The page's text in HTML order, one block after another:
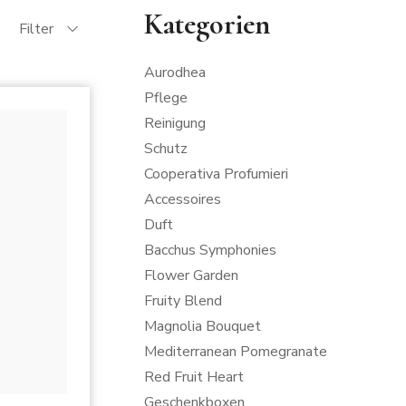
Filter Kategorien
Aurodhea
Pflege
Reinigung
Schutz
Cooperativa Profumieri
Accessoires
Duft
Bacchus Symphonies
Flower Garden
Fruity Blend
Magnolia Bouquet
Mediterranean Pomegranate
Red Fruit Heart